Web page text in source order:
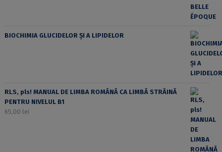
BIOCHIMIA GLUCIDELOR ȘI A LIPIDELOR
RLS, pls! MANUAL DE LIMBA ROMÂNĂ CA LIMBĂ STRĂINĂ
PENTRU NIVELUL B1
65,00 lei